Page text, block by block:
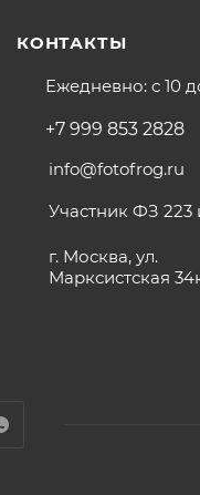
КОНТАКТЫ
Ежедневно: с 10
+7 999 853 2828
info@fotofrog.ru
Участник ФЗ
г. Москва, ул.
Марксистская